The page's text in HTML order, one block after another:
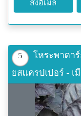
Facebook fanpage:
Line ID:
โทรศัพท์มือถือ:
เลิกงาน 18.00)
http://
content/uploads/
ส่งอีเมล
5
โหระพาดาร์
ยสแครปเปอร์ - เ